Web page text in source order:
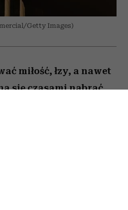
Getty Images)
miłość, łzy, a nawet
się czasami nabrać.